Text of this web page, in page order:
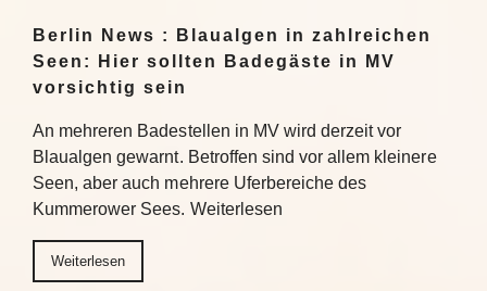
Berlin News : Blaualgen in zahlreichen
Seen: Hier sollten Badegäste in MV
vorsichtig sein
An mehreren Badestellen in MV wird derzeit vor
Blaualgen gewarnt. Betroffen sind vor allem kleinere
Seen, aber auch mehrere Uferbereiche des
Kummerower Sees. Weiterlesen
Weiterlesen